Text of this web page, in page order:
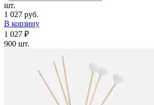
шт.
1 027 руб.
В корзину
1 027 ₽
900 шт.